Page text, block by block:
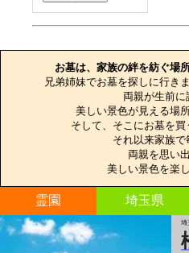
お墓は、家族の絆を紡ぐ場
兄弟姉妹でお墓を探しに行き
両親が生前に
美しい景色が見える場
そして、そこにお墓を買
それ以来家族で
両親を思い
美しい景色を楽
霊園 埼玉県
埼